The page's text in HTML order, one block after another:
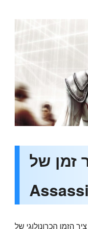
ציר זמן של
ציר הזמן הכרונולוגי של Assassin's Creed מכסה אלפי